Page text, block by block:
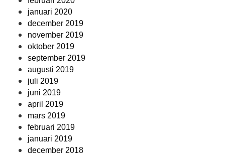
januari 2020
december 2019
november 2019
oktober 2019
september 2019
augusti 2019
juli 2019
juni 2019
april 2019
mars 2019
februari 2019
januari 2019
december 2018